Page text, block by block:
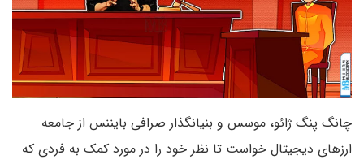
چانگ پنگ ژائو، موسس و بنیانگذار صرافی بایننس از جامعه
ارزهای دیجیتال خواست تا نظر خود را در مورد کمک به فردی که